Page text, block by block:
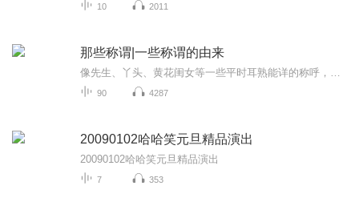
10 2011
那些称谓|一些称谓的由来
90 4287
20090102哈哈笑元旦精品演出
20090102哈哈笑元旦精品演出
7 353